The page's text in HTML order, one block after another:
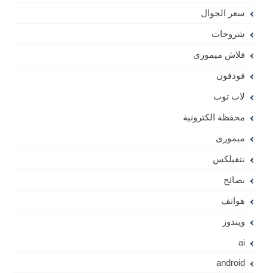
سعر الجوال
شروحات
فلاش ميمورى
فودفون
لاب توب
محفظة الكترونية
ميمورى
نتفيلكس
نصائح
هواتف
ويندوز
ai
android